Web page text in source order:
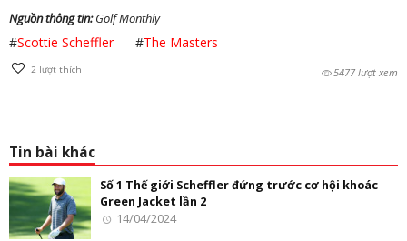
Nguồn thông tin:Golf Monthly
#Scottie Scheffler #The Masters
2 lượt thích 5477 lượt xem
Tin bài khác
Số 1 Thế giới Scheffler đứng trước cơ hội khoác
Green Jacket lần 2
14/04/2024